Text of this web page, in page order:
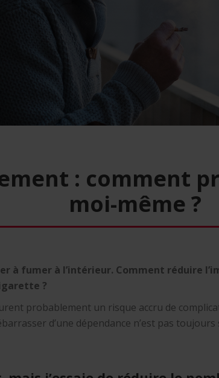
: comment
moi-même ?
à fumer à l’intérieur. Comment réduire
?
probablement un risque accru de
d’une dépendance n’est pas